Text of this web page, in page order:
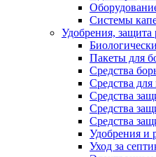
Системы
Удобрения, защита
Пакеты для
Средства
Средства
Средства
Средства
Средства
Удобрения и
Уход за